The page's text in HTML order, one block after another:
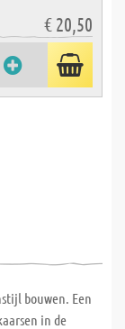
€ 20,50
bouwen. Een
in de